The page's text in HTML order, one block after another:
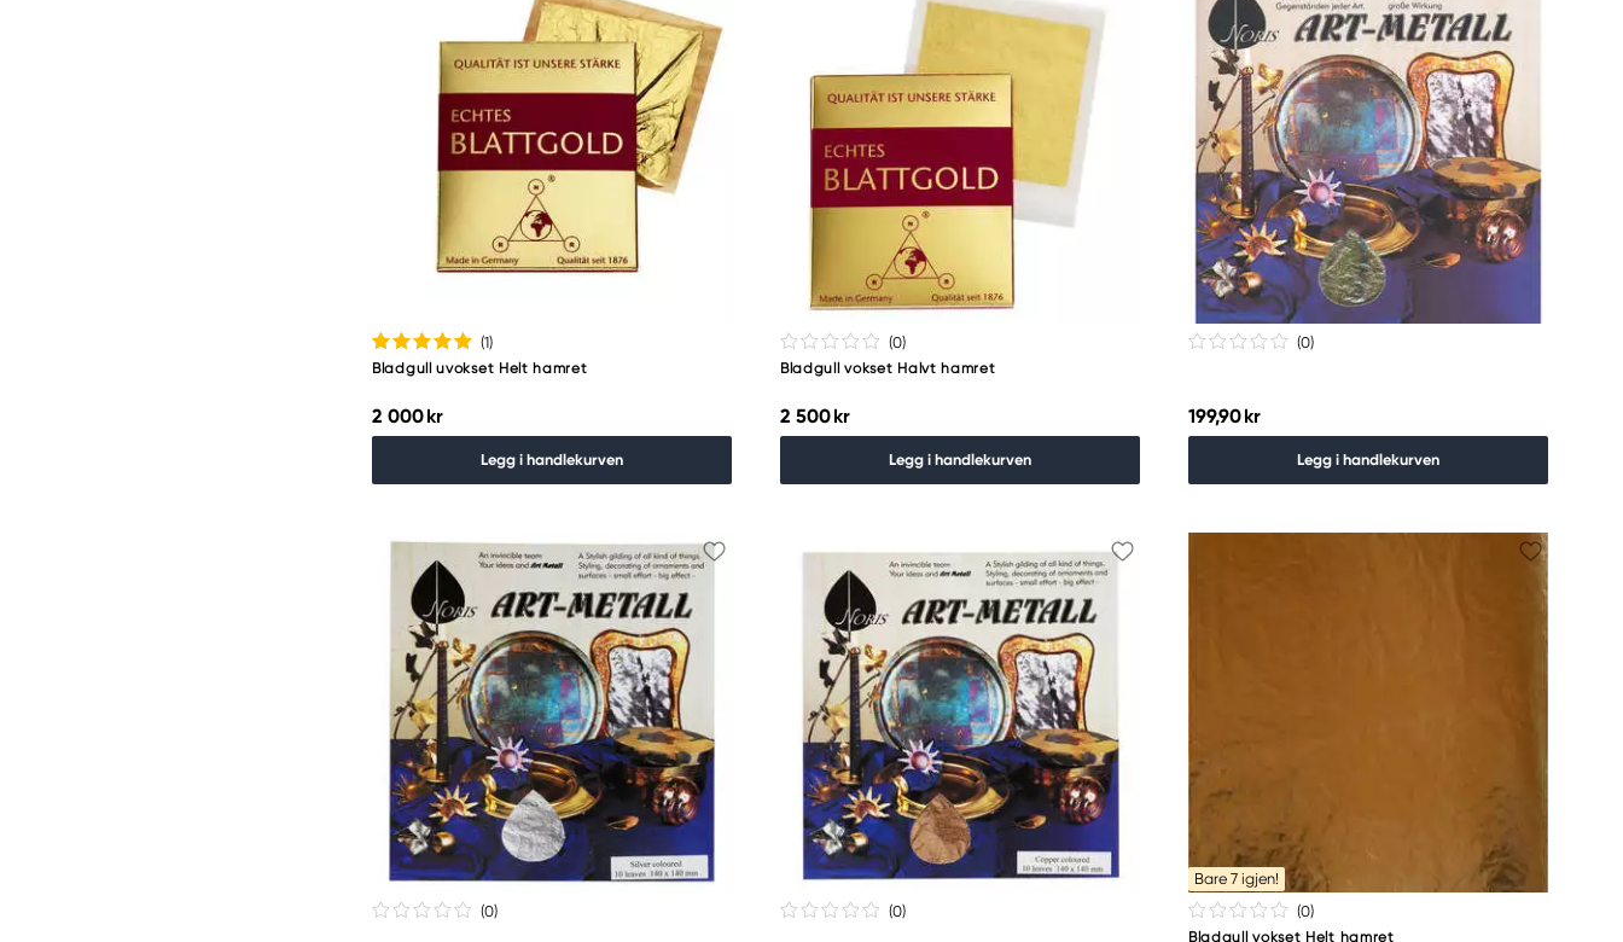
(1)
Bladgull uvokset Helt hamret
2 000 kr
Legg i handlekurven
(0)
Bladgull vokset Halvt hamret
2 500 kr
Legg i handlekurven
(0)
199,90 kr
Legg i handlekurven
(0) (0)
Bare 7 igjen!
(0)
Bladgull vokset Helt hamret